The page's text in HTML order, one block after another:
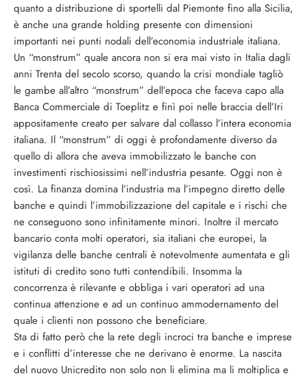
quanto a distribuzione di sportelli dal Piemonte fino alla Sicilia,
è anche una grande holding presente con dimensioni
importanti nei punti nodali dell’economia industriale italiana.
Un “monstrum” quale ancora non si era mai visto in Italia dagli
anni Trenta del secolo scorso, quando la crisi mondiale tagliò
le gambe all’altro “monstrum” dell’epoca che faceva capo alla
Banca Commerciale di Toeplitz e finì poi nelle braccia dell’Iri
appositamente creato per salvare dal collasso l’intera economia
italiana. Il “monstrum” di oggi è profondamente diverso da
quello di allora che aveva immobilizzato le banche con
investimenti rischiosissimi nell’industria pesante. Oggi non è
così. La finanza domina l’industria ma l’impegno diretto delle
banche e quindi l’immobilizzazione del capitale e i rischi che
ne conseguono sono infinitamente minori. Inoltre il mercato
bancario conta molti operatori, sia italiani che europei, la
vigilanza delle banche centrali è notevolmente aumentata e gli
istituti di credito sono tutti contendibili. Insomma la
concorrenza è rilevante e obbliga i vari operatori ad una
continua attenzione e ad un continuo ammodernamento del
quale i clienti non possono che beneficiare.
Sta di fatto però che la rete degli incroci tra banche e imprese
e i conflitti d’interesse che ne derivano è enorme. La nascita
del nuovo Unicredito non solo non li elimina ma li moltiplica e